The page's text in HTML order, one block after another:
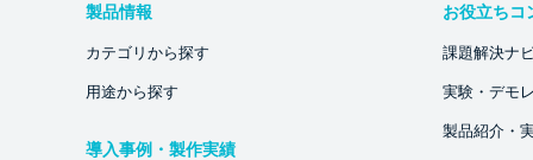
製品情報
カテゴリから探す
用途から探す
導入事例・製作実績
お役立ちコ
課題解決ナ
実験・デモ
製品紹介・